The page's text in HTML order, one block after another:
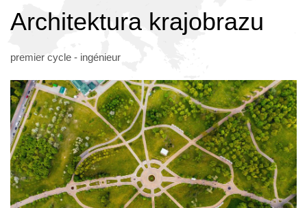
Architektura krajobrazu
premier cycle - ingénieur